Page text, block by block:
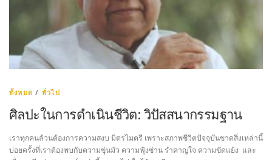
ทั้งหมด / ทั่วไป
ศิลปะในการดําเนินชีวิต: วิปัสสนากรรมฐาน
เราทุกคนล้วนต้องการความสงบ มิตรไมตรี เพราะสภาพชีวิตปัจจุบันขาดสิ่งเหล่านี้
บ่อยครั้งที่เราต้องพบกับความขุ่นมัว ความฟุ้งซ่าน รําคาญใจ ความขัดแย้ง และ